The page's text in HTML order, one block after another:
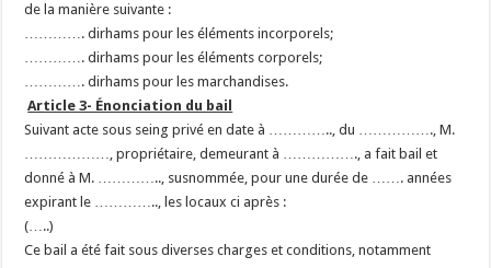
de la manière suivante :
…………. dirhams pour les éléments incorporels;
…………. dirhams pour les éléments corporels;
…………. dirhams pour les marchandises.
Article 3- Énonciation du bail
Suivant acte sous seing privé en date à ………….., du ……………., M.
………………, propriétaire, demeurant à ……………., a fait bail et
donné à M. ………….., susnommée, pour une durée de ……. années
expirant le ………….., les locaux ci après :
(…..)
Ce bail a été fait sous diverses charges et conditions, notamment